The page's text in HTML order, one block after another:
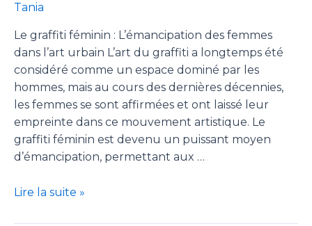
Tania
Le graffiti féminin : L’émancipation des femmes
dans l’art urbain L’art du graffiti a longtemps été
considéré comme un espace dominé par les
hommes, mais au cours des dernières décennies,
les femmes se sont affirmées et ont laissé leur
empreinte dans ce mouvement artistique. Le
graffiti féminin est devenu un puissant moyen
d’émancipation, permettant aux …
Lire la suite »